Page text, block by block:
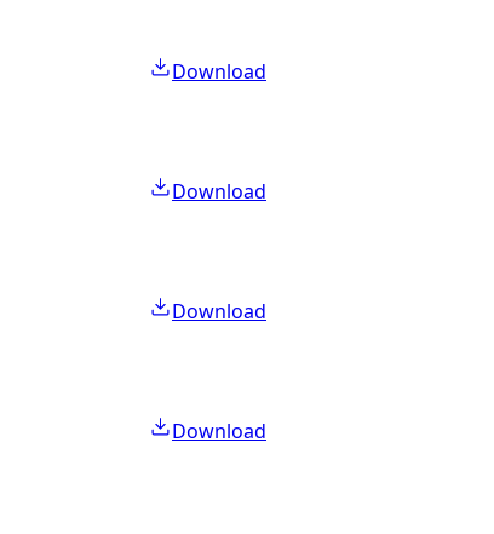
Download
Download
Download
Download